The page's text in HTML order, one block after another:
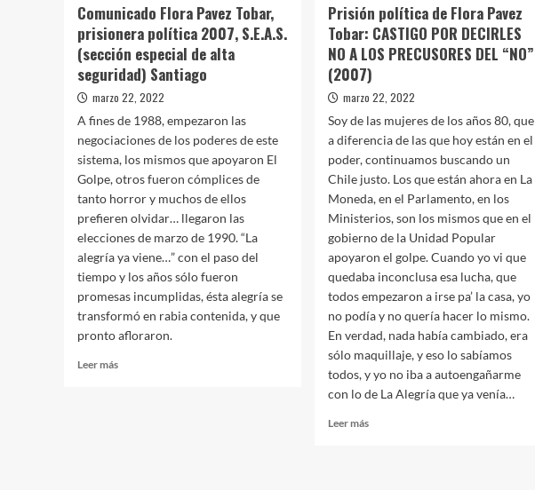
Comunicado Flora Pavez Tobar,
prisionera política 2007, S.E.A.S.
(sección especial de alta
seguridad) Santiago
marzo 22, 2022
A fines de 1988, empezaron las
negociaciones de los poderes de este
sistema, los mismos que apoyaron El
Golpe, otros fueron cómplices de
tanto horror y muchos de ellos
prefieren olvidar… llegaron las
elecciones de marzo de 1990. “La
alegría ya viene…” con el paso del
tiempo y los años sólo fueron
promesas incumplidas, ésta alegría se
transformó en rabia contenida, y que
pronto afloraron.
Leer másLeer
Prisión política de Flora Pavez
Tobar: CASTIGO POR DECIRLES
NO A LOS PRECUSORES DEL “NO”
(2007)
marzo 22, 2022
Soy de las mujeres de los años 80, que
a diferencia de las que hoy están en el
poder, continuamos buscando un
Chile justo. Los que están ahora en La
Moneda, en el Parlamento, en los
Ministerios, son los mismos que en el
gobierno de la Unidad Popular
apoyaron el golpe. Cuando yo vi que
quedaba inconclusa esa lucha, que
todos empezaron a irse pa’ la casa, yo
no podía y no quería hacer lo mismo.
En verdad, nada había cambiado, era
sólo maquillaje, y eso lo sabíamos
todos, y yo no iba a autoengañarme
con lo de La Alegría que ya venía…
Leer másLeer